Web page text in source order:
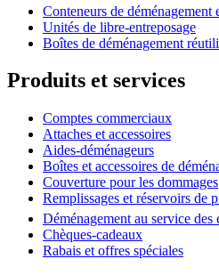
Conteneurs de déménagement
Unités de libre-entreposage
Boîtes de déménagement
Produits et services
Comptes commerciaux
Attaches et accessoires
Aides-déménageurs
Boîtes et accessoires de
Couverture pour les dommages
Remplissages et réservoirs de
Déménagement au service
Chèques-cadeaux
Rabais et offres spéciales